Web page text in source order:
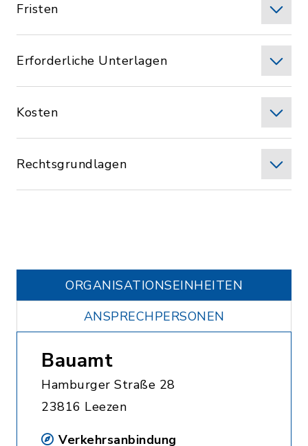
Fristen
Erforderliche Unterlagen
Kosten
Rechtsgrundlagen
ORGANISATIONS­EINHEITEN
ANSPRECHPERSONEN
Bauamt
Hamburger Straße 28
23816 Leezen
Verkehrsanbindung